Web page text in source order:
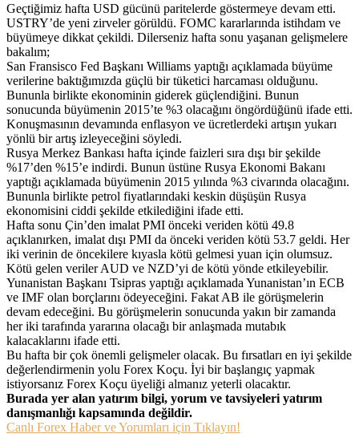
Geçtiğimiz hafta USD gücünü paritelerde göstermeye devam etti.
USTRY’de yeni zirveler görüldü. FOMC kararlarında istihdam ve
büyümeye dikkat çekildi. Dilerseniz hafta sonu yaşanan gelişmelere
bakalım;
San Fransisco Fed Başkanı Williams yaptığı açıklamada büyüme
verilerine baktığımızda güçlü bir tüketici harcaması olduğunu.
Bununla birlikte ekonominin giderek güçlendiğini. Bunun
sonucunda büyümenin 2015’te %3 olacağını öngördüğünü ifade etti.
Konuşmasının devamında enflasyon ve ücretlerdeki artışın yukarı
yönlü bir artış izleyeceğini söyledi.
Rusya Merkez Bankası hafta içinde faizleri sıra dışı bir şekilde
%17’den %15’e indirdi. Bunun üstüne Rusya Ekonomi Bakanı
yaptığı açıklamada büyümenin 2015 yılında %3 civarında olacağını.
Bununla birlikte petrol fiyatlarındaki keskin düşüşün Rusya
ekonomisini ciddi şekilde etkilediğini ifade etti.
Hafta sonu Çin’den imalat PMI önceki veriden kötü 49.8
açıklanırken, imalat dışı PMI da önceki veriden kötü 53.7 geldi. Her
iki verinin de öncekilere kıyasla kötü gelmesi yuan için olumsuz.
Kötü gelen veriler AUD ve NZD’yi de kötü yönde etkileyebilir.
Yunanistan Başkanı Tsipras yaptığı açıklamada Yunanistan’ın ECB
ve IMF olan borçlarını ödeyeceğini. Fakat AB ile görüşmelerin
devam edeceğini. Bu görüşmelerin sonucunda yakın bir zamanda
her iki tarafında yararına olacağı bir anlaşmada mutabık
kalacaklarını ifade etti.
Bu hafta bir çok önemli gelişmeler olacak. Bu fırsatları en iyi şekilde
değerlendirmenin yolu Forex Koçu. İyi bir başlangıç yapmak
istiyorsanız Forex Koçu üyeliği almanız yeterli olacaktır.
Burada yer alan yatırım bilgi, yorum ve tavsiyeleri yatırım
danışmanlığı kapsamında değildir.
Canlı Forex Haber ve Yorumları için Tıklayın!